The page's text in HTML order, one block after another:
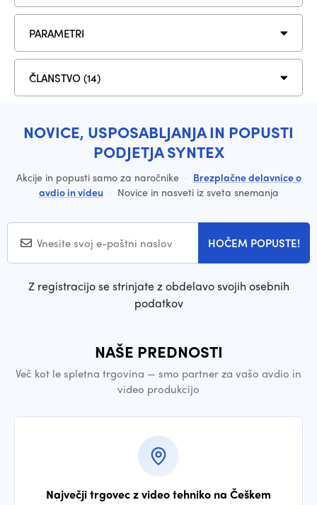
PARAMETRI
ČLANSTVO (14)
NOVICE, USPOSABLJANJA IN POPUSTI
PODJETJA SYNTEX
Akcije in popusti samo za naročnike · Brezplačne delavnice o
avdio in videu · Novice in nasveti iz sveta snemanja
HOČEM POPUSTE!
Z registracijo se strinjate z obdelavo svojih osebnih
podatkov
NAŠE PREDNOSTI
Več kot le spletna trgovina — smo partner za vašo avdio in
video produkcijo
Največji trgovec z video tehniko na Češkem